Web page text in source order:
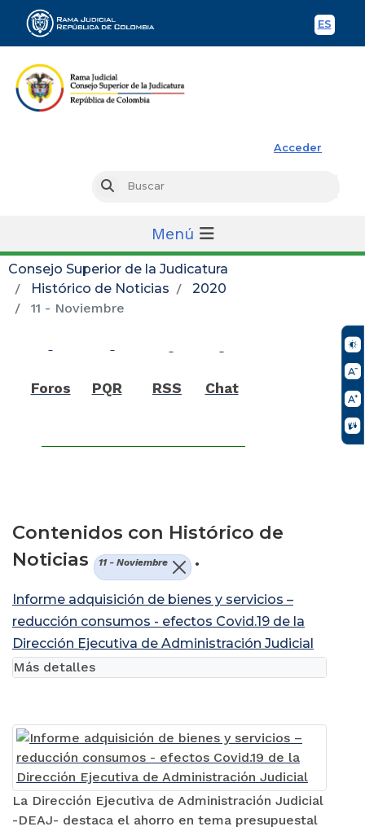
ES
Acceder
Buscar
Menú
Consejo Superior de la Judicatura
Histórico de Noticias
2020
11 - Noviembre
Foros PQR RSS Chat
Contenidos con Histórico de
Noticias
11 - Noviembre .
Informe adquisición de bienes y servicios –
reducción consumos - efectos Covid.19 de la
Dirección Ejecutiva de Administración Judicial
La Dirección Ejecutiva de Administración Judicial
-DEAJ- destaca el ahorro en tema presupuestal
Más detalles